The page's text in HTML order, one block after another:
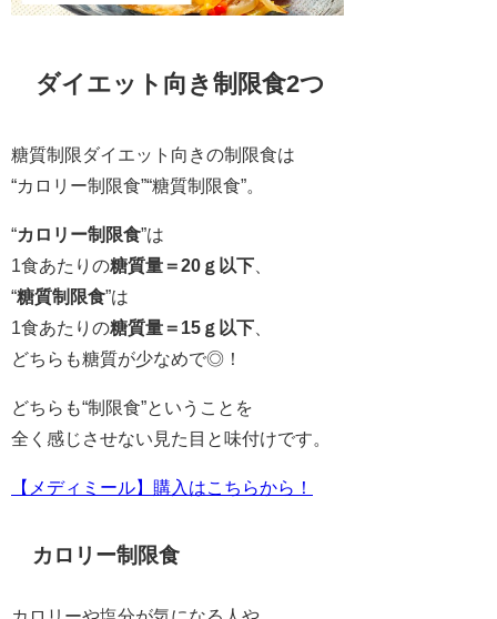
ダイエット向き制限食2つ
糖質制限ダイエット向きの制限食は
“カロリー制限食”“糖質制限食”。
“カロリー制限食”は
1食あたりの糖質量＝20ｇ以下
“糖質制限食”は
1食あたりの糖質量＝15ｇ以下
どちらも糖質が少なめで◎！
どちらも“制限食”ということを
全く感じさせない見た目と味付けです。
【メディミール】購入はこちらから！
カロリー制限食